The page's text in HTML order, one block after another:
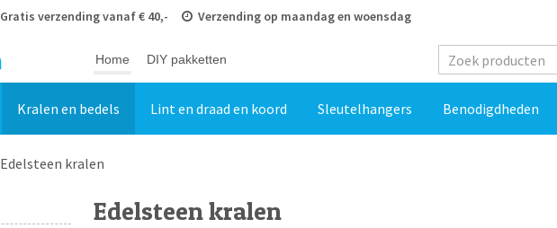
Gratis verzending vanaf € 40,-
Verzending op maandag en woensdag
Home DIY pakketten
Kralen en bedels Lint en draad en koord Sleutelhangers Benodigdheden
Edelsteen kralen
Edelsteen kralen